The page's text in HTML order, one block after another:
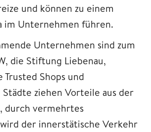
und können zu einem
im Unternehmen führen.
Unternehmen sind zum
die Stiftung Liebenau,
Shops und
Städte ziehen Vorteile aus der
durch vermehrtes
der innerstätische Verkehr